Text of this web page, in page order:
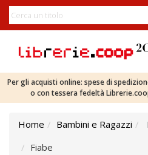
Per gli acquisti online: spese di
o con tessera fedeltà
Home Bambini e Ragazzi
Fiabe